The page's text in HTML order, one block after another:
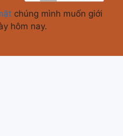
chúng mình muốn giới
hôm nay.